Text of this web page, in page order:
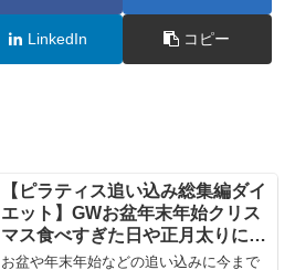
LinkedIn コピー
【ピラティス追い込み総集編ダイ
エット】GWお盆年末年始クリス
マス食べすぎた日や正月太りにも
おすすめ
お盆や年末年始などの追い込みに今まで